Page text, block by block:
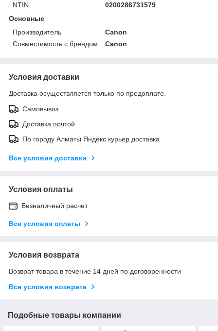
NTIN
0200286731579
Основные
Производитель
Canon
Совместимость с брендом
Canon
Условия доставки
Доставка осуществляется только по предоплате.
Самовывоз
Доставка почтой
По городу Алматы Яндекс курьер доставка
Все условия доставки
Условия оплаты
Безналичный расчет
Все условия оплаты
Условия возврата
Возврат товара в течение 14 дней по договоренности
Все условия возврата
Подобные товары компании